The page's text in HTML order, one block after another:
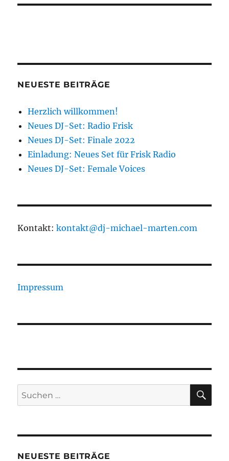
NEUESTE BEITRÄGE
Herzlich willkommen!
Neues DJ-Set: Radio Frisk
Neues DJ-Set: Finale 2022
Einladung: Neues Set für Frisk Radio
Neues DJ-Set: Female Voices
Kontakt:kontakt@dj-michael-marten.com
Impressum
Suchen
nach:
NEUESTE BEITRÄGE